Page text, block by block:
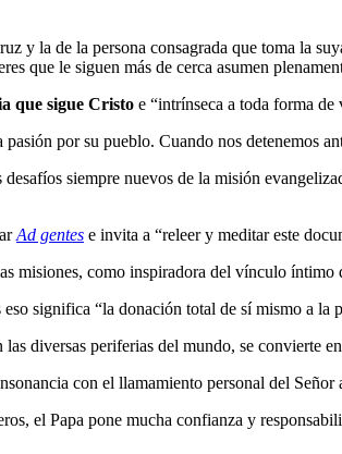
y la de la persona consagrada que toma la
que le siguen más de cerca asumen
que sigue Cristo e “intrínseca a toda forma de
por su pueblo. Cuando nos detenemos
siempre nuevos de la misión
Ad gentes e invita a “releer y meditar este
misiones, como inspiradora del vínculo
significa “la donación total de sí mismo a la
diversas periferias del mundo, se
con el llamamiento personal del
el Papa pone mucha confianza y